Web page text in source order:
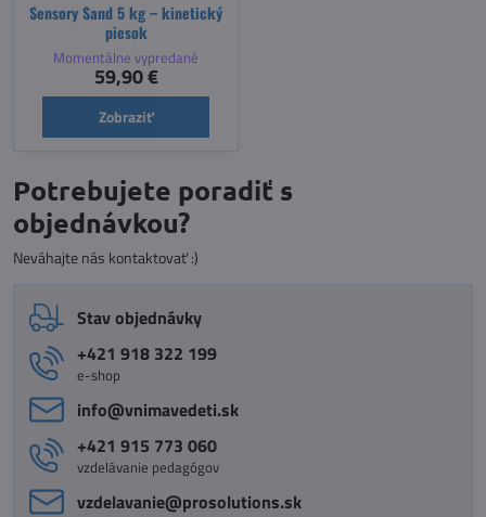
Sensory Sand 5 kg – kinetický
piesok
Momentálne vypredané
59,90 €
Zobraziť
Potrebujete poradiť s
objednávkou?
Neváhajte nás kontaktovať :)
Stav objednávky
+421 918 322 199
e-shop
info​@vnimavedeti​.sk
+421 915 773 060
vzdelávanie pedagógov
vzdelavanie​@prosolutions​.sk